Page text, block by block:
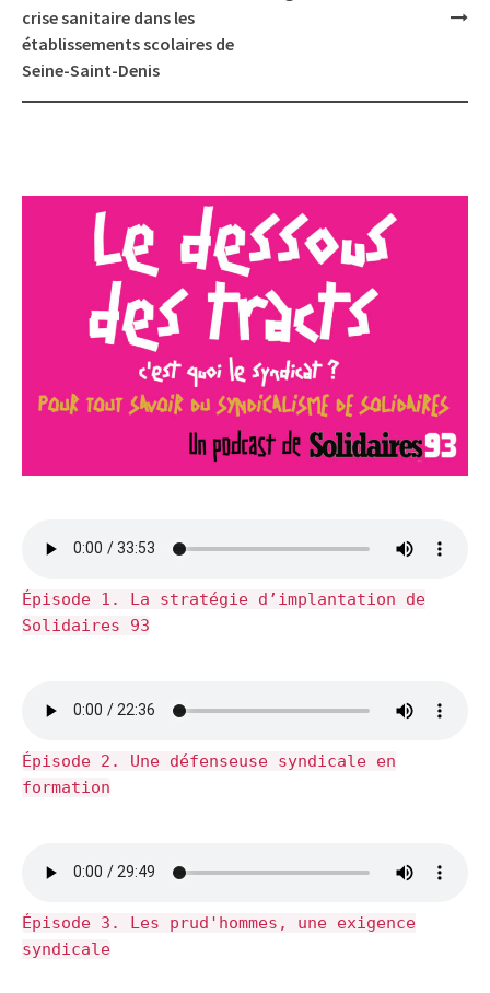
navigation
crise sanitaire dans les
établissements scolaires de
Seine-Saint-Denis
Épisode 1. La stratégie d’implantation de
Solidaires 93
Épisode 2. Une défenseuse syndicale en
formation
Épisode 3. Les prud'hommes, une exigence
syndicale